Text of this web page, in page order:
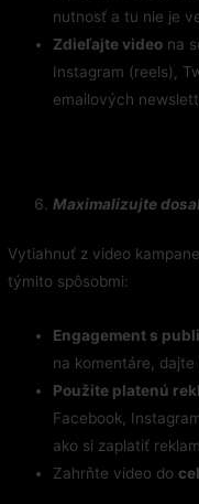
nutnosť a tu nie je
Zdieľajte video na
Instagram (reels),
emailových
Maximalizujte
Vytiahnuť z video
týmito spôsobmi:
Engagement s
na komentáre,
Použite platenú
Facebook,
ako si zaplatiť
Zahrňte video do